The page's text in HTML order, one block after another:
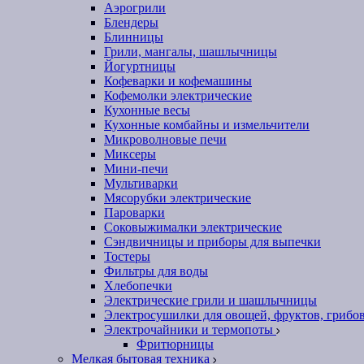
Аэрогрили
Блендеры
Блинницы
Грили, мангалы, шашлычницы
Йогуртницы
Кофеварки и кофемашины
Кофемолки электрические
Кухонные весы
Кухонные комбайны и измельчители
Микроволновые печи
Миксеры
Мини-печи
Мультиварки
Мясорубки электрические
Пароварки
Соковыжималки электрические
Сэндвичницы и приборы для выпечки
Тостеры
Фильтры для воды
Хлебопечки
Электрические грили и шашлычницы
Электросушилки для овощей, фруктов,
Электрочайники и термопоты
Фритюрницы
Мелкая бытовая техника